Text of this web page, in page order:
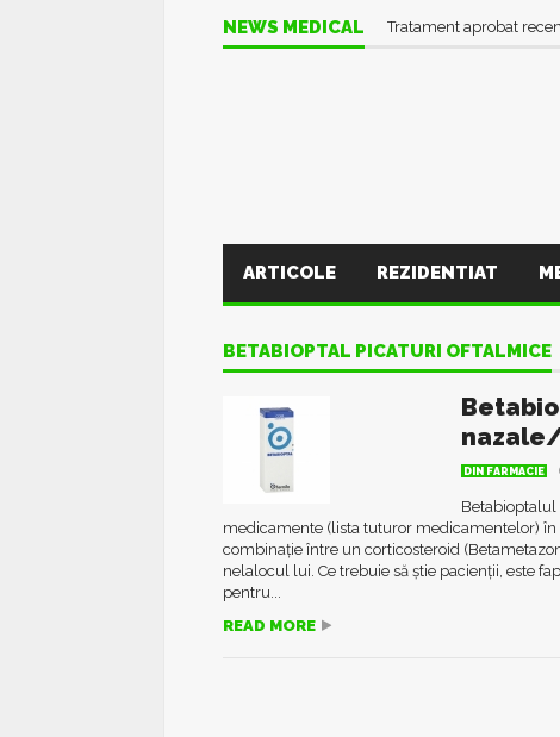
NEWS MEDICAL Tratament aprobat
ARTICOLE REZIDENTIAT
BETABIOPTAL PICATURI OFTALMICE
DIN FARMACIE
medicamente (lista tuturor medicamentelor)
combinație între un corticosteroid
nelalocul lui. Ce trebuie să știe pacienții, este
pentru...
READ MORE